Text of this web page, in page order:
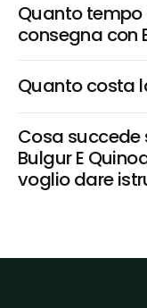
Quanto tempo
consegna con
Quanto costa
Cosa succede
Bulgur E
voglio dare